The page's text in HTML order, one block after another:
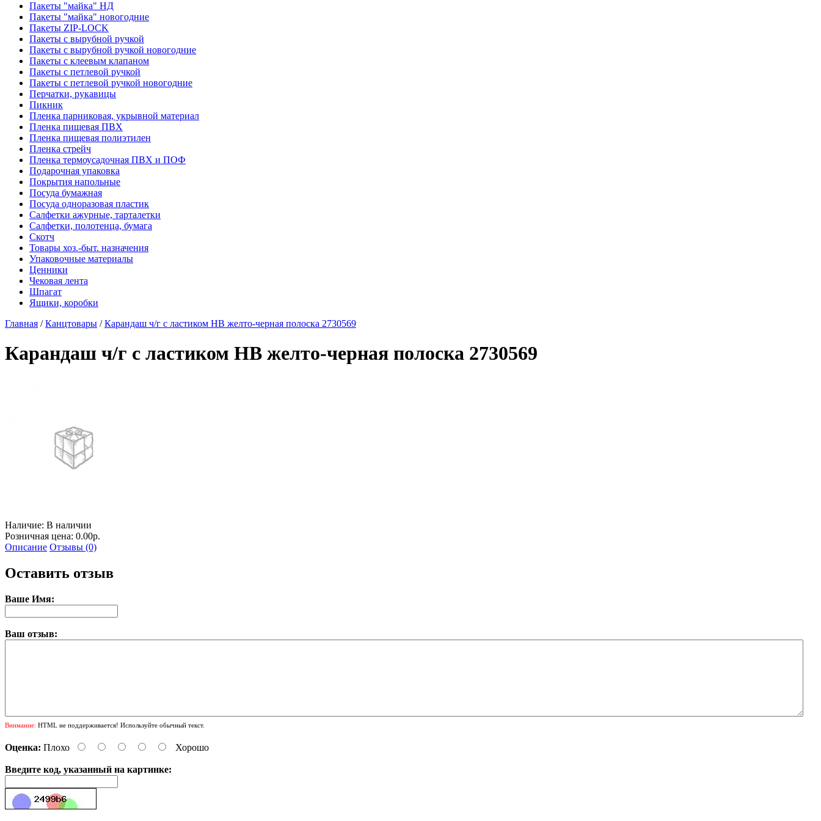
Пакеты "майка" НД
Пакеты "майка" новогодние
Пакеты ZIP-LOCK
Пакеты с вырубной ручкой
Пакеты с вырубной ручкой новогодние
Пакеты с клеевым клапаном
Пакеты с петлевой ручкой
Пакеты с петлевой ручкой новогодние
Перчатки, рукавицы
Пикник
Пленка парниковая, укрывной материал
Пленка пищевая ПВХ
Пленка пищевая полиэтилен
Пленка стрейч
Пленка термоусадочная ПВХ и ПОФ
Подарочная упаковка
Покрытия напольные
Посуда бумажная
Посуда одноразовая пластик
Салфетки ажурные, тарталетки
Салфетки, полотенца, бумага
Скотч
Товары хоз.-быт. назначения
Упаковочные материалы
Ценники
Чековая лента
Шпагат
Ящики, коробки
Главная /Канцтовары /Карандаш ч/г с ластиком НВ желто-черная полоска 2730569
Карандаш ч/г с ластиком НВ желто-черная полоска 2730569
Наличие: В наличии
Розничная цена: 0.00р.
Описание Отзывы (0)
Оставить отзыв
Ваше Имя:
Ваш отзыв:
Внимание: HTML не поддерживается! Используйте обычный текст.
Оценка: Плохо Хорошо
Введите код, указанный на картинке: